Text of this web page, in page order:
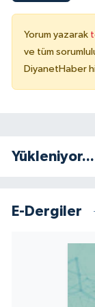
Yorum yazarak
ve tüm
DiyanetHaber
Yükleniyor...
E-Dergiler
Hakkari
Isparta
İzmir
Karabük